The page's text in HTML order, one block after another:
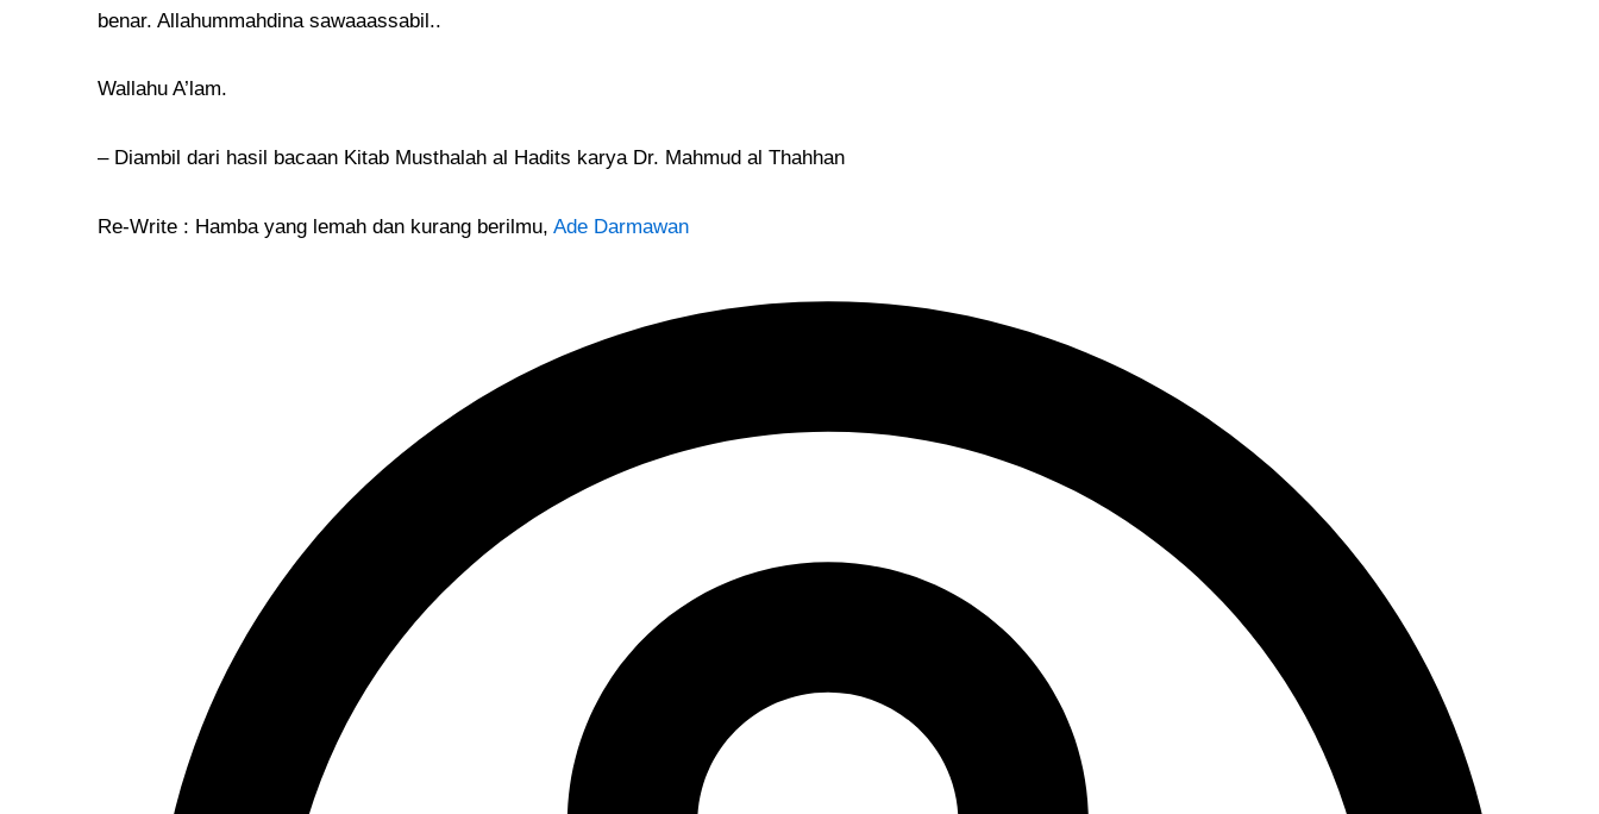
benar. Allahummahdina sawaaassabil..
Wallahu A’lam.
– Diambil dari hasil bacaan Kitab Musthalah al Hadits karya Dr. Mahmud al Thahhan
Re-Write : Hamba yang lemah dan kurang berilmu, Ade Darmawan